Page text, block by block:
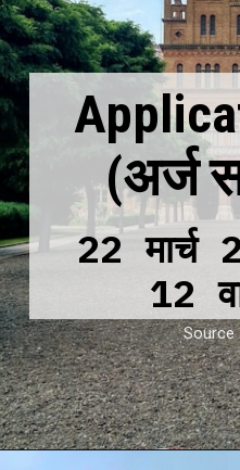
(अर्ज
22 मार्च
12
Source